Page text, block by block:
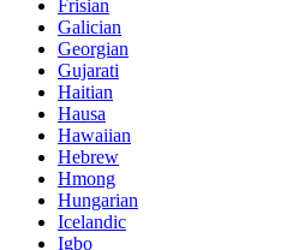
Frisian
Galician
Georgian
Gujarati
Haitian
Hausa
Hawaiian
Hebrew
Hmong
Hungarian
Icelandic
Igbo